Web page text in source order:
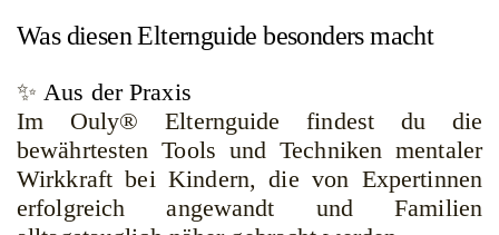
Was diesen Elternguide besonders macht
✨ Aus der Praxis
Im Ouly® Elternguide findest du die
bewährtesten Tools und Techniken mentaler
Wirkkraft bei Kindern, die von Expertinnen
erfolgreich angewandt und Familien